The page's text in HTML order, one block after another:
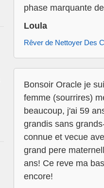
phase marquante
Loula
Rêver de Nettoyer Des
Bonsoir Oracle je
femme (sourrires)
beaucoup, j'ai 59
grandis sans
connue et vecue
grand pere
ans! Ce reve ma
encore!